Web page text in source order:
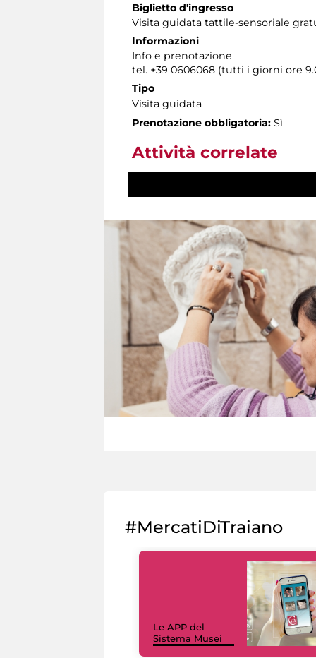
Biglietto d'ingresso
Visita guidata tattile-sensoriale
Informazioni
Info e prenotazione
tel. +39 0606068 (tutti i giorni ore
Tipo
Visita guidata
Prenotazione obbligatoria: Sì
Attività correlate
#MercatiDiTraiano
Le APP del
Sistema Musei